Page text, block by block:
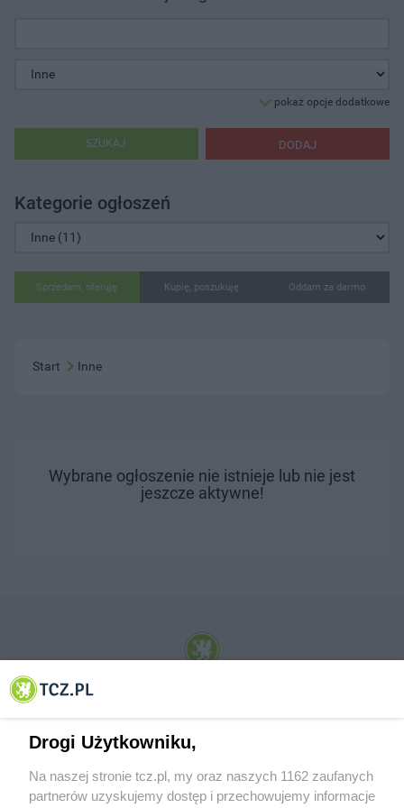
pokaż opcje dodatkowe
DODAJ
SZUKAJ
Kategorie ogłoszeń
Sprzedam, oferuję Kupię, poszukuję Oddam za darmo
Start Inne
Wybrane ogłoszenie nie istnieje lub nie jest
jeszcze aktywne!
© 2001-2026 Tczew - TCZ.PL Sp. z o.o. Internetowy Serwis Informacyjny Miasta
Drogi Użytkowniku,
Na naszej stronie tcz.pl, my oraz naszych 1162 zaufanych
partnerów uzyskujemy dostęp i przechowujemy informacje